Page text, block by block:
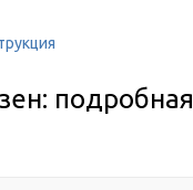
подробная